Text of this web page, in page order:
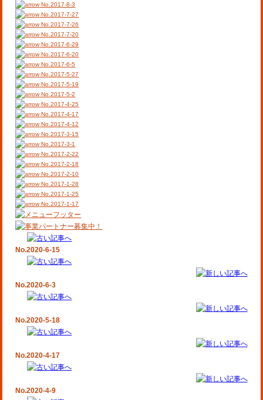
No.2017-8-3
No.2017-7-27
No.2017-7-26
No.2017-7-20
No.2017-6-29
No.2017-6-20
No.2017-6-5
No.2017-5-27
No.2017-5-19
No.2017-5-2
No.2017-4-25
No.2017-4-17
No.2017-4-12
No.2017-3-15
No.2017-3-1
No.2017-2-22
No.2017-2-18
No.2017-2-10
No.2017-1-28
No.2017-1-25
No.2017-1-17
No.2020-6-15
No.2020-6-3
No.2020-5-18
No.2020-4-17
No.2020-4-9